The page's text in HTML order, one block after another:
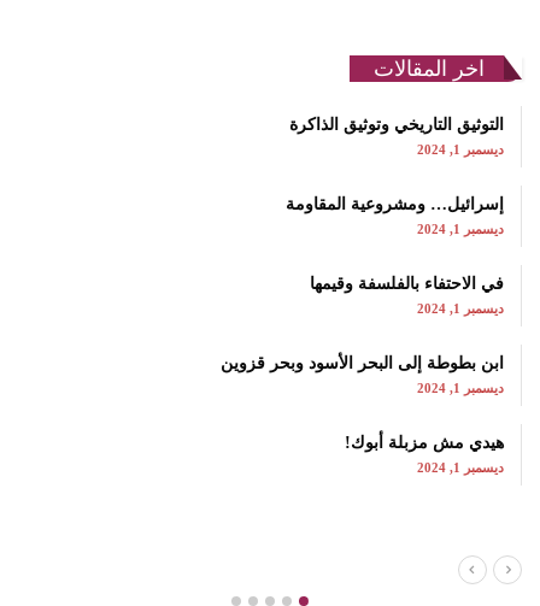
اخر المقالات
التوثيق التاريخي وتوثيق الذاكرة
ديسمبر 1, 2024
إسرائيل… ومشروعية المقاومة
ديسمبر 1, 2024
في الاحتفاء بالفلسفة وقيمها
ديسمبر 1, 2024
ابن بطوطة إلى البحر الأسود وبحر قزوين
ديسمبر 1, 2024
هيدي مش مزبلة أبوك!
ديسمبر 1, 2024